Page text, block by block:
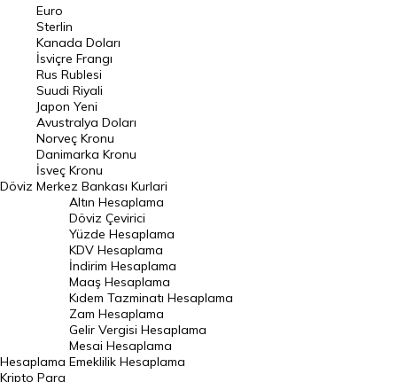
Pound Kuru
Frank Kuru
Riyal Kuru
Avustralya Doları
Danimarka Kronu Kuru
Kanada Doları Kuru
Norveç Kronu Kuru
İsveç Kronu Kuru
Japon Yeni Kuru
Serbest Piyasa Döviz Kurları
Merkez Bankası Döviz Kurları
Altın Fiyatları
Döviz
Euro
Sterlin
Kanada Doları
İsviçre Frangı
Rus Rublesi
Suudi Riyali
Japon Yeni
Avustralya Doları
Norveç Kronu
Danimarka Kronu
İsveç Kronu
Merkez Bankası Kurlari
Hesaplama
Altın Hesaplama
Döviz Çevirici
Yüzde Hesaplama
KDV Hesaplama
İndirim Hesaplama
Maaş Hesaplama
Kıdem Tazminatı Hesaplama
Zam Hesaplama
Gelir Vergisi Hesaplama
Mesai Hesaplama
Emeklilik Hesaplama
Kripto Para